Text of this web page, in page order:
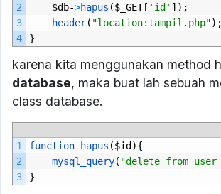
2
3
4
$db->hapus ($ _GET[ 'id' ]);
header( "location:tampil.php");
}
karena kita menggunakan method
database, maka buat lah sebuah
class database.
1
2
3
function hapus ($id ){
mysql_query( "delete from
}